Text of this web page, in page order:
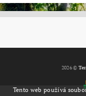
2026 ©
Tento web používá